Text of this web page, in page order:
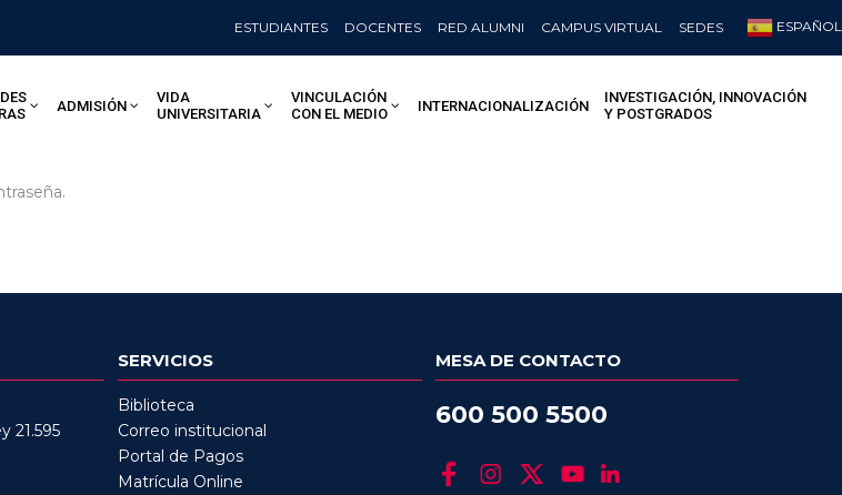
ESTUDIANTES DOCENTES RED ALUMNI CAMPUS VIRTUAL SEDES ESPAÑOL
ADMISIÓN
VIDA
UNIVERSITARIA
VINCULACIÓN
CON EL MEDIO
INTERNACIONALIZACIÓN
INVESTIGACIÓN, INNOVACIÓN
Y POSTGRADOS
21.595
SERVICIOS
Biblioteca
Correo institucional
Portal de Pagos
Matrícula Online
MESA DE CONTACTO
600 500 5500